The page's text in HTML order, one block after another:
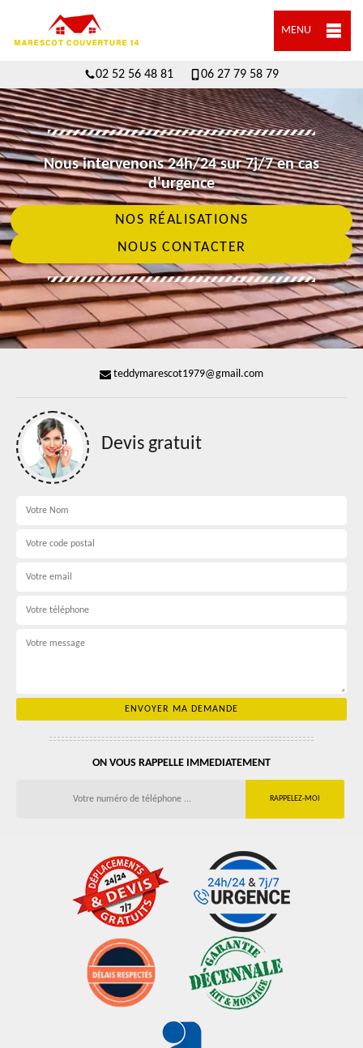
MENU
02 52 56 48 81 06 27 79 58 79
Nous intervenons 24h/24 sur 7j/7 en cas
d'urgence
NOS RÉALISATIONS
NOUS CONTACTER
teddymarescot1979@gmail.com
Devis gratuit
ON VOUS RAPPELLE IMMEDIATEMENT